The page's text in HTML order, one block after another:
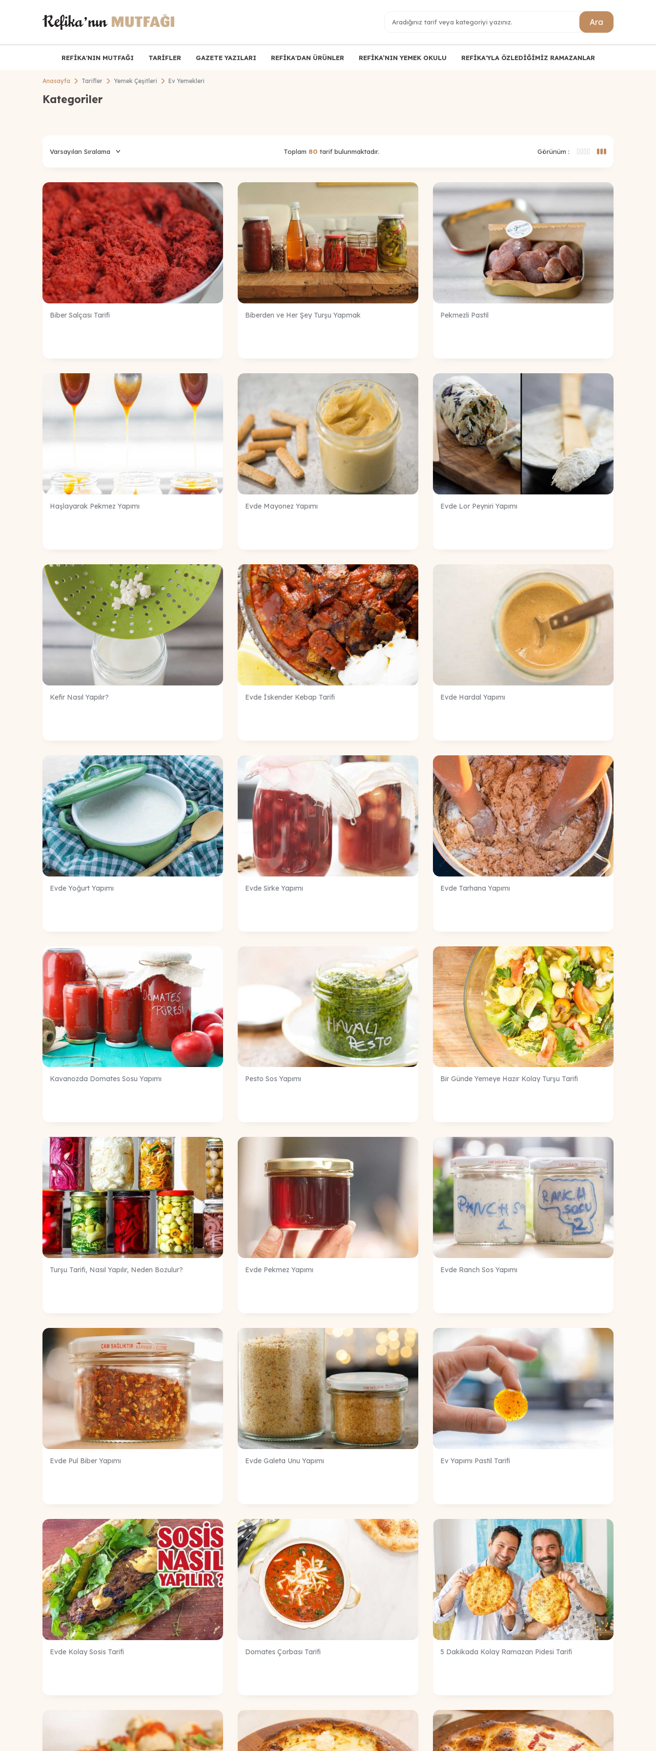
Ara
REFİKA'NIN MUTFAĞI TARİFLER GAZETE YAZILARI REFİKA'DAN ÜRÜNLER REFİKA’NIN YEMEK OKULU REFİKA'YLA ÖZLEDİĞİMİZ RAMAZANLAR
Anasayfa Tarifler Yemek Çeşitleri Ev Yemekleri
Kategoriler
Toplam 80 tarif bulunmaktadır. Görünüm :
Biber Salçası Tarifi Biberden ve Her Şey Turşu Yapmak Pekmezli Pastil
Haşlayarak Pekmez Yapımı Evde Mayonez Yapımı Evde Lor Peyniri Yapımı
Kefir Nasıl Yapılır? Evde İskender Kebap Tarifi Evde Hardal Yapımı
Evde Yoğurt Yapımı Evde Sirke Yapımı Evde Tarhana Yapımı
Kavanozda Domates Sosu Yapımı Pesto Sos Yapımı Bir Günde Yemeye Hazır Kolay Turşu Tarifi
Turşu Tarifi, Nasıl Yapılır, Neden Bozulur? Evde Pekmez Yapımı Evde Ranch Sos Yapımı
Evde Pul Biber Yapımı Evde Galeta Unu Yapımı Ev Yapımı Pastil Tarifi
Evde Kolay Sosis Tarifi Domates Çorbası Tarifi 5 Dakikada Kolay Ramazan Pidesi Tarifi